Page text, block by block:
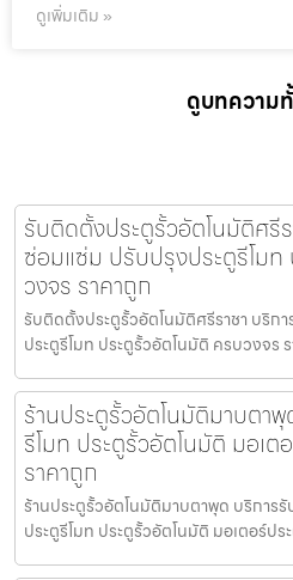
ดูเพิ่มเติม »
ดูบทความ
รับติดตั้งประตูรั้วอัตโนมัติศรี
ซ่อมแซ่ม ปรับปรุงประตูรีโม
วงจร ราคาถูก
รับติดตั้งประตูรั้วอัตโนมัติศรีราชา บริก
ประตูรีโมท ประตูรั้วอัตโนมัติ ครบวงจร
ร้านประตูรั้วอัตโนมัติมาบตา
รีโมท ประตูรั้วอัตโนมัติ มอเต
ราคาถูก
ร้านประตูรั้วอัตโนมัติมาบตาพุด บริการ
ประตูรีโมท ประตูรั้วอัตโนมัติ มอเตอร์ปร